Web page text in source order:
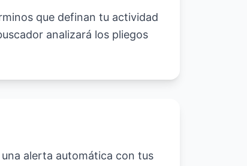
que definan tu actividad
analizará los pliegos
alerta automática con tus